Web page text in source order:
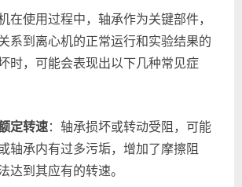
在使用过程中，轴承作为关键部件，
系到离心机的正常运行和实验结果的
时，可能会表现出以下几种常见症
定转速：轴承损坏或转动受阻，可能
轴承内有过多污垢，增加了摩擦阻
达到其应有的转速。